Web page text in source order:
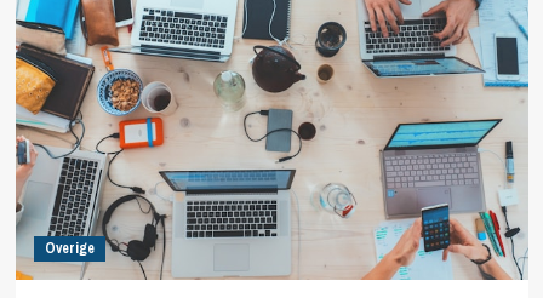
Overige